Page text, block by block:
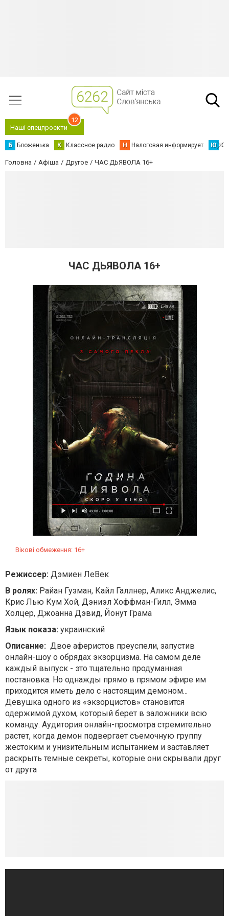
Наші спецпроєкти
12
Б Бложенька К Классное радио Н Налоговая информирует Ю
Головна Афіша Другое ЧАС ДЬЯВОЛА 16+
ЧАС ДЬЯВОЛА 16+
Вікові обмеження: 16+
Режиссер: Дэмиен ЛеВек
В ролях: Райан Гузман, Кайл Галлнер, Аликс Анджелис,
Крис Лью Кум Хой, Дэниэл Хоффман-Гилл, Эмма
Холцер, Джоанна Дэвид, Йонут Грама
Язык показа: украинский
Описание: Двое аферистов преуспели, запустив
онлайн-шоу о обрядах экзорцизма. На самом деле
каждый выпуск - это тщательно продуманная
постановка. Но однажды прямо в прямом эфире им
приходится иметь дело с настоящим демоном...
Девушка одного из «экзорцистов» становится
одержимой духом, который берет в заложники всю
команду. Аудитория онлайн-просмотра стремительно
растет, когда демон подвергает съемочную группу
жестоким и унизительным испытанием и заставляет
раскрыть темные секреты, которые они скрывали друг
от друга